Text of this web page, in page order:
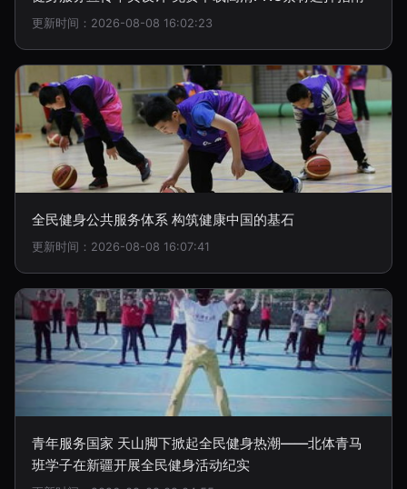
更新时间：2026-08-08 16:02:23
全民健身公共服务体系 构筑健康中国的基石
更新时间：2026-08-08 16:07:41
青年服务国家 天山脚下掀起全民健身热潮——北体青马
班学子在新疆开展全民健身活动纪实